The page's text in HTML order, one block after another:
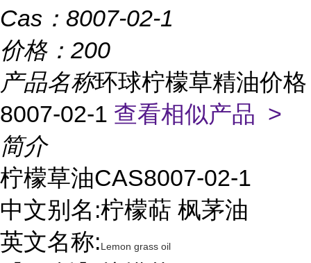
Cas： 8007-02-1
价格： 200
产品名称环球柠檬草精油价格
8007-02-1 查看相似产品 >
简介
柠檬草油CAS8007-02-1
中文别名:柠檬萜 枫茅油
英文名称:Lemon grass oil